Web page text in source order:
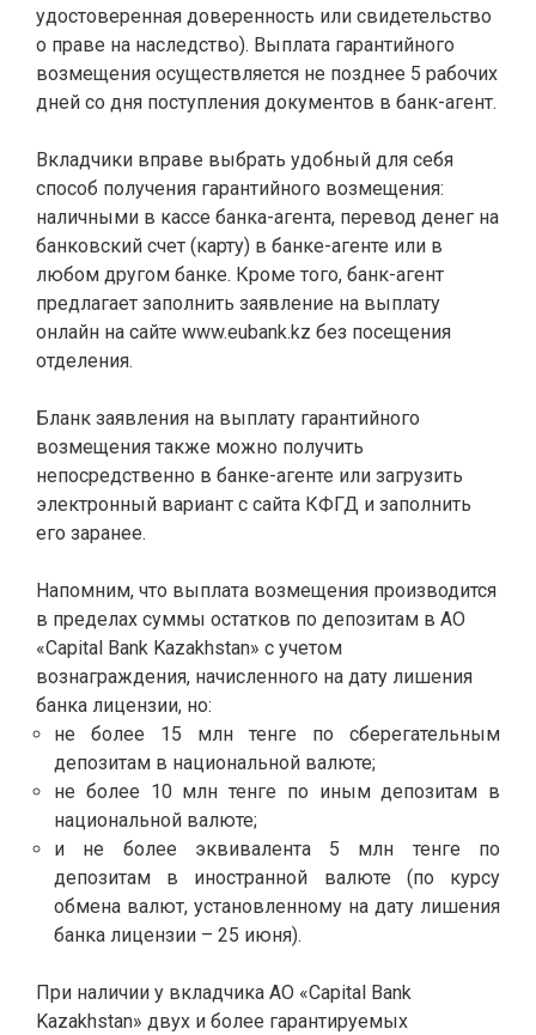
удостоверенная доверенность или свидетельство
о праве на наследство). Выплата гарантийного
возмещения осуществляется не позднее 5 рабочих
дней со дня поступления документов в банк-агент.
Вкладчики вправе выбрать удобный для себя
способ получения гарантийного возмещения:
наличными в кассе банка-агента, перевод денег на
банковский счет (карту) в банке-агенте или в
любом другом банке. Кроме того, банк-агент
предлагает заполнить заявление на выплату
онлайн на сайте www.eubank.kz без посещения
отделения.
Бланк заявления на выплату гарантийного
возмещения также можно получить
непосредственно в банке-агенте или загрузить
электронный вариант с сайта КФГД и заполнить
его заранее.
Напомним, что выплата возмещения производится
в пределах суммы остатков по депозитам в АО
«Capital Bank Kazakhstan» с учетом
вознаграждения, начисленного на дату лишения
банка лицензии, но:
не более 15 млн тенге по сберегательным
депозитам в национальной валюте;
не более 10 млн тенге по иным депозитам в
национальной валюте;
и не более эквивалента 5 млн тенге по
депозитам в иностранной валюте (по курсу
обмена валют, установленному на дату лишения
банка лицензии – 25 июня).
При наличии у вкладчика АО «Capital Bank
Kazakhstan» двух и более гарантируемых